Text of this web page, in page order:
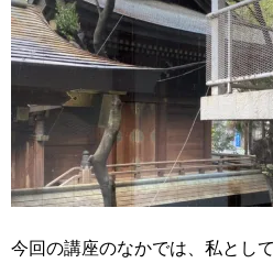
今回の講座のなかでは、私とし